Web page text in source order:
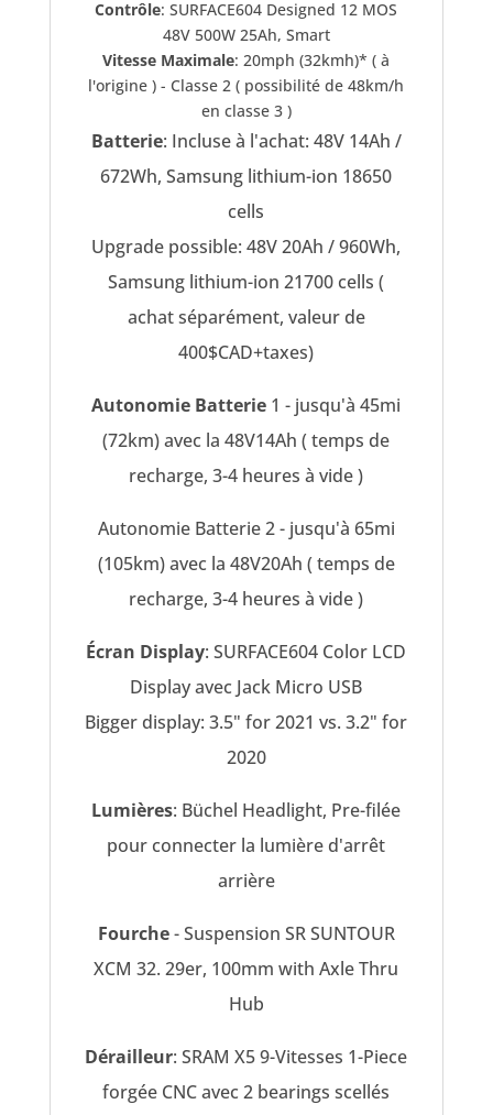
Contrôle: SURFACE604 Designed 12 MOS
48V 500W 25Ah, Smart
Vitesse Maximale: 20mph (32kmh)* ( à
l'origine ) - Classe 2 ( possibilité de 48km/h
en classe 3 )
Batterie: Incluse à l'achat: 48V 14Ah /
672Wh, Samsung lithium-ion 18650
cells
Upgrade possible: 48V 20Ah / 960Wh,
Samsung lithium-ion 21700 cells (
achat séparément, valeur de
400$CAD+taxes)
Autonomie Batterie 1 - jusqu'à 45mi
(72km) avec la 48V14Ah ( temps de
recharge, 3-4 heures à vide )
Autonomie Batterie 2 - jusqu'à 65mi
(105km) avec la 48V20Ah ( temps de
recharge, 3-4 heures à vide )
Écran Display: SURFACE604 Color LCD
Display avec Jack Micro USB
Bigger display: 3.5" for 2021 vs. 3.2" for
2020
Lumières: Büchel Headlight, Pre-filée
pour connecter la lumière d'arrêt
arrière
Fourche- Suspension SR SUNTOUR
XCM 32. 29er, 100mm with Axle Thru
Hub
Dérailleur: SRAM X5 9-Vitesses 1-Piece
forgée CNC avec 2 bearings scellés